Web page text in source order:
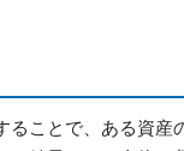
ことで、ある資